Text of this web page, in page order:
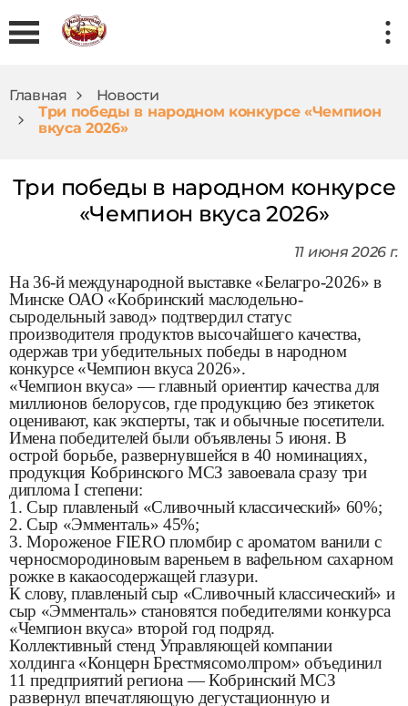
Главная
Новости
Три победы в народном конкурсе «Чемпион
вкуса 2026»
Три победы в народном конкурсе
«Чемпион вкуса 2026»
11 июня 2026 г.
На 36-й международной выставке «Белагро-2026» в
Минске ОАО «Кобринский маслодельно-
сыродельный завод» подтвердил статус
производителя продуктов высочайшего качества,
одержав три убедительных победы в народном
конкурсе «Чемпион вкуса 2026».
«Чемпион вкуса» — главный ориентир качества для
миллионов белорусов, где продукцию без этикеток
оценивают, как эксперты, так и обычные посетители.
Имена победителей были объявлены 5 июня. В
острой борьбе, развернувшейся в 40 номинациях,
продукция Кобринского МСЗ завоевала сразу три
диплома I степени:
1. Сыр плавленый «Сливочный классический» 60%;
2. Сыр «Эмменталь» 45%;
3. Мороженое FIERO пломбир с ароматом ванили с
черносмородиновым вареньем в вафельном сахарном
рожке в какаосодержащей глазури.
К слову, плавленый сыр «Сливочный классический» и
сыр «Эмменталь» становятся победителями конкурса
«Чемпион вкуса» второй год подряд.
Коллективный стенд Управляющей компании
холдинга «Концерн Брестмясомолпром» объединил
11 предприятий региона — Кобринский МСЗ
развернул впечатляющую дегустационную и